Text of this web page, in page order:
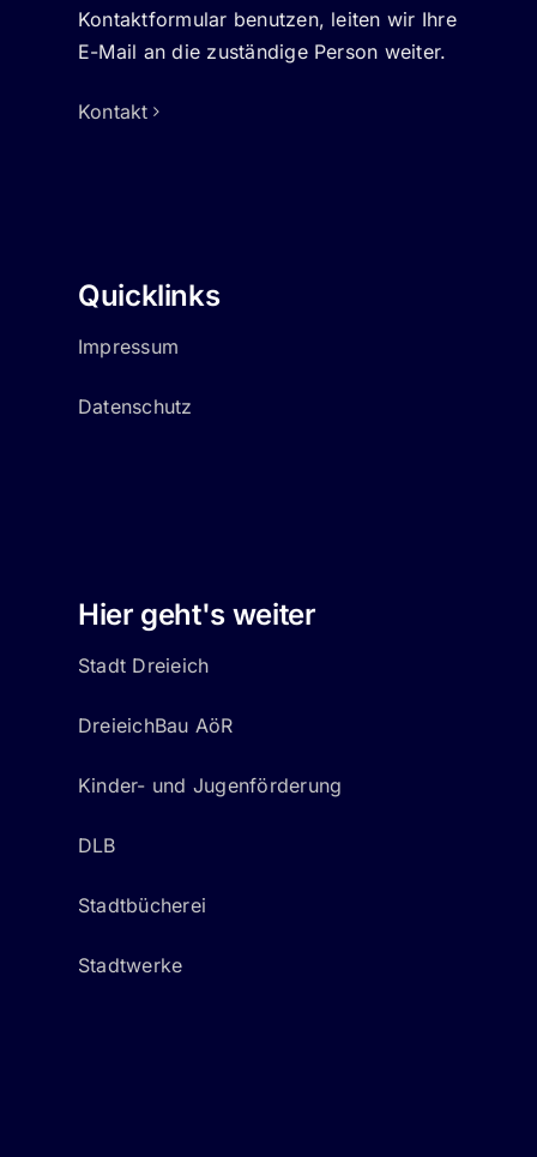
Kontaktformular benutzen, leiten wir Ihre
E-Mail an die zuständige Person weiter.
Kontakt
Quicklinks
Impressum
Datenschutz
Hier geht's weiter
Stadt Dreieich
DreieichBau AöR
Kinder- und Jugenförderung
DLB
Stadtbücherei
Stadtwerke